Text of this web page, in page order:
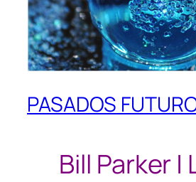
PASADOS
Bill Parker |